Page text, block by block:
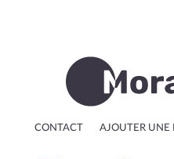
CONTACT AJOUTER UNE